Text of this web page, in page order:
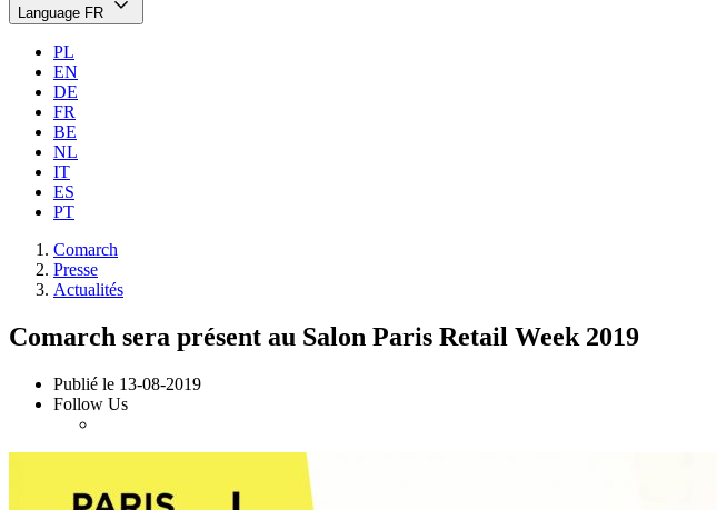
Language FR
PL
EN
DE
FR
BE
NL
IT
ES
PT
Comarch
Presse
Actualités
Comarch sera présent au Salon Paris Retail Week 2019
Publié le 13-08-2019
Follow Us